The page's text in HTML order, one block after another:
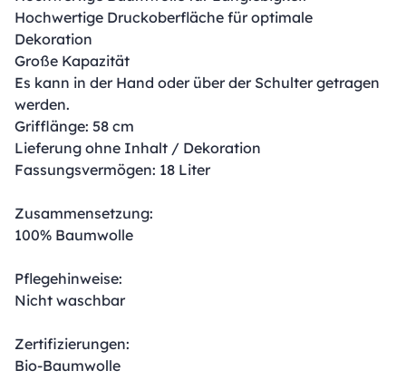
Hochwertige Druckoberfläche für optimale
Dekoration
Große Kapazität
Es kann in der Hand oder über der Schulter getragen
werden.
Grifflänge: 58 cm
Lieferung ohne Inhalt / Dekoration
Fassungsvermögen: 18 Liter
Zusammensetzung:
100% Baumwolle
Pflegehinweise:
Nicht waschbar
Zertifizierungen:
Bio-Baumwolle